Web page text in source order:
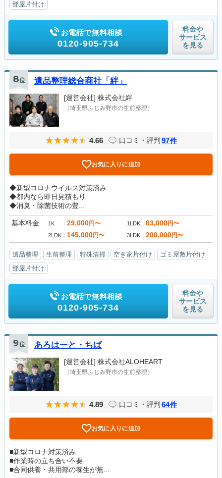
部屋片付け
お電話で無料相談
0120-905-734
料金や
サービス
を見る
8位 遺品整理総合商社「絆」
[運営会社] 株式会社絆
（埼玉県ふじみ野市の生前整理）
4.66 口コミ・評判 97件
お気に入りに追加
◆新型コロナウイルス対策済み
◆都内なら即日見積もり
◆消臭・除菌技術の豊...
基本料金 1K 29,000円〜 1LDK 63,000円〜
2LDK 145,000円〜 3LDK 200,000円〜
遺品整理 生前整理 特殊清掃 空き家片付け
ゴミ屋敷片付け
部屋片付け
お電話で無料相談
0120-905-734
料金や
サービス
を見る
9位 あろはーと・ちば
[運営会社] 株式会社ALOHEART
（埼玉県ふじみ野市の生前整理）
4.89 口コミ・評判 64件
お気に入りに追加
■新型コロナ対策済み
■作業時の立ち合い不要
■合同供養・共用部の養生が無...